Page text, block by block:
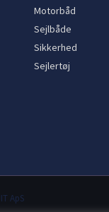
Motorbåd
Sejlbåde
Sikkerhed
Sejlertøj
ApS